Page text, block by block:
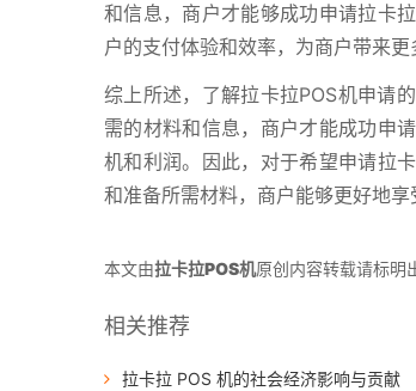
和信息，商户才能够成功申请拉卡
户的支付体验和效率，为商户带来更
综上所述，了解拉卡拉POS机申请
需的材料和信息，商户才能成功申
机和利润。因此，对于希望申请拉
和准备所需材料，商户能够更好地享
本文由拉卡拉POS机原创内容转载请标明
相关推荐
拉卡拉 POS 机的社会经济影响与贡献